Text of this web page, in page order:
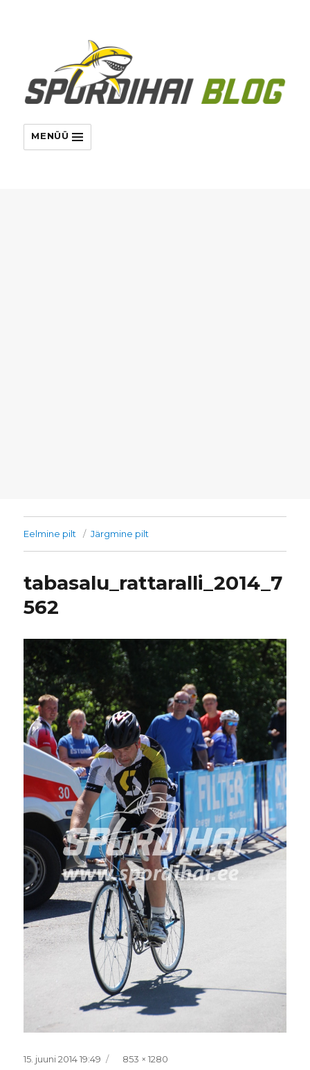
MENÜÜ
Eelmine pilt Järgmine pilt
tabasalu_rattaralli_2014_7
562
Postitatud
15. juuni 2014 19:49 Täissuurus
853 × 1280